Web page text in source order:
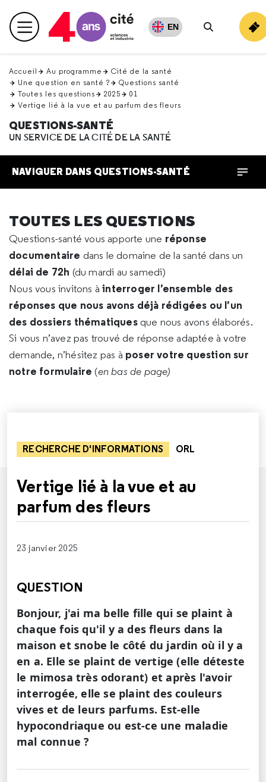
en
haut Menu principal EN
Rechercher
Accueil Au programme
Cité de la santé
Une question en santé ?
Questions santé
Toutes les questions
2025
01
Vertige lié à la vue et au parfum des fleurs
QUESTIONS-SANTÉ
UN SERVICE DE LA CITÉ DE LA SANTÉ
NAVIGUER DANS QUESTIONS-SANTÉ
TOUTES LES QUESTIONS
Questions-santé vous apporte une réponse
documentaire dans le domaine de la santé dans un
délai de 72h (du mardi au samedi)
Nous vous invitons àinterroger l’ensemble des
réponses que nous avons déjà rédigées ou l’un
des dossiers thématiques que nous avons élaborés.
Si vous n’avez pas trouvé de réponse adaptée à votre
demande, n’hésitez pas à poser votre question sur
notre formulaire (en bas de page)
RECHERCHE D'INFORMATIONS ORL
Vertige lié à la vue et au
parfum des fleurs
23 janvier 2025
QUESTION
Bonjour, j'ai ma belle fille qui se plaint à
chaque fois qu'il y a des fleurs dans la
maison et snobe le côté du jardin où il y a
en a. Elle se plaint de vertige (elle déteste
le mimosa très odorant) et après l'avoir
interrogée, elle se plaint des couleurs
vives et de leurs parfums. Est-elle
hypocondriaque ou est-ce une maladie
mal connue ?